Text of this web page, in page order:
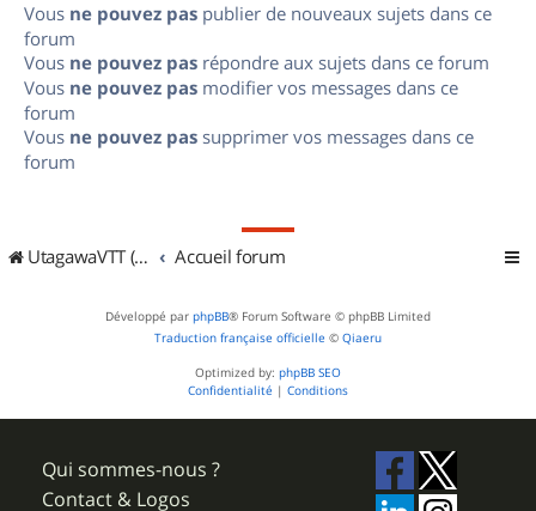
Vous ne pouvez pas publier de nouveaux sujets dans ce
forum
Vous ne pouvez pas répondre aux sujets dans ce forum
Vous ne pouvez pas modifier vos messages dans ce
forum
Vous ne pouvez pas supprimer vos messages dans ce
forum
UtagawaVTT (Randos VTT et VTTAE avec traces GPS) Accueil forum
Développé par phpBB® Forum Software © phpBB Limited
Traduction française officielle © Qiaeru
Optimized by: phpBB SEO
Confidentialité | Conditions
Qui sommes-nous ?
Contact & Logos